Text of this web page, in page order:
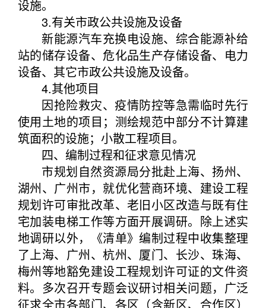
设施。
3.有关市政公共设施及设备
新能源汽车充换电设施、综合能源补给
站的储存设备、危化品生产存储设备、电力
设备、其它市政公共设施及设备。
4.其他项目
因抢险救灾、疫情防控等急需临时先行
使用土地的项目；测绘规范中部分不计算建
筑面积的设施；小散工程项目。
四、编制过程和征求意见情况
市规划自然资源局分批赴上海、扬州、
湖州、广州市，就优化营商环境、建设工程
规划许可审批改革、老旧小区改造与既有住
宅加装电梯工作等方面开展调研。除上述实
地调研以外，《清单》编制过程中收集整理
了上海、广州、杭州、厦门、长沙、珠海、
梅州等地豁免建设工程规划许可证的文件资
料。多次召开专题会议研讨相关问题，广泛
征求全市各部门、各区（含新区、合作区）